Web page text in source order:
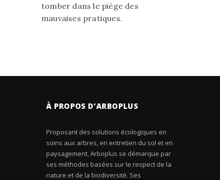
tomber dans le piège des
mauvaises pratiques.
À PROPOS D’ARBOPLUS
Proposant des solutions écologiques en
soins aux arbres, en entretien du sol et en
paysagement, Arboplus se démarque par
ses méthodes basées sur le respect de la
nature et de la biodiversité. Ses